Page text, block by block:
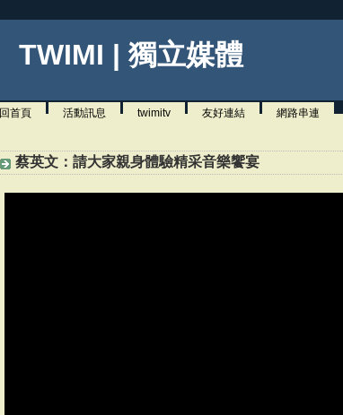
TWIMI | 獨立媒體
回首頁 活動訊息 twimitv 友好連結 網路串連
蔡英文：請大家親身體驗精采音樂饗宴